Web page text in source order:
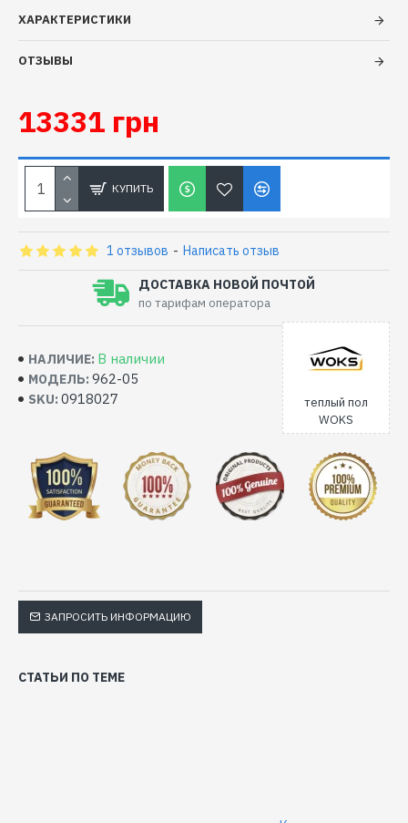
ХАРАКТЕРИСТИКИ
ОТЗЫВЫ
НАЛИЧИЕ: В наличии
МОДЕЛЬ: 962-05
SKU: 0918027
теплый пол
WOKS
1 отзывов - Написать отзыв
13331 грн
КУПИТЬ
ДОСТАВКА НОВОЙ ПОЧТОЙ
по тарифам оператора
ЗАПРОСИТЬ ИНФОРМАЦИЮ
СТАТЬИ ПО ТЕМЕ